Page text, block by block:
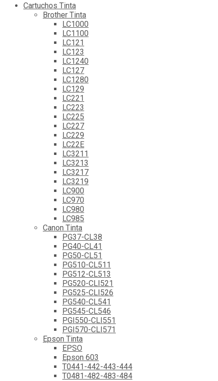
Cartuchos Tinta
Brother Tinta
LC1000
LC1100
LC121
LC123
LC1240
LC127
LC1280
LC129
LC221
LC223
LC225
LC227
LC229
LC22E
LC3211
LC3213
LC3217
LC3219
LC900
LC970
LC980
LC985
Canon Tinta
PG37-CL38
PG40-CL41
PG50-CL51
PG510-CL511
PG512-CL513
PG520-CLI521
PG525-CLI526
PG540-CL541
PG545-CL546
PGI550-CLI551
PGI570-CLI571
Epson Tinta
EPSO
Epson 603
T0441-442-443-444
T0481-482-483-484